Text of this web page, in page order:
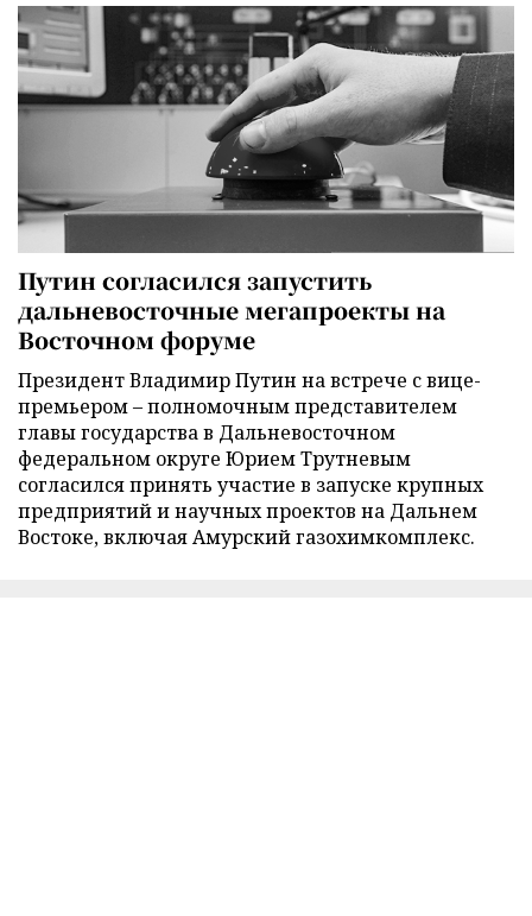
Путин согласился запустить
дальневосточные мегапроекты на
Восточном форуме
Президент Владимир Путин на встрече с вице-
премьером – полномочным представителем
главы государства в Дальневосточном
федеральном округе Юрием Трутневым
согласился принять участие в запуске крупных
предприятий и научных проектов на Дальнем
Востоке, включая Амурский газохимкомплекс.